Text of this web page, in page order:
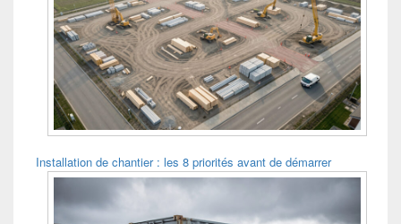
Installation de chantier : les 8 priorités avant de démarrer